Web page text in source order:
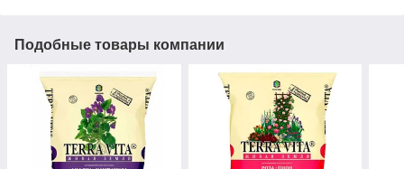
Подобные товары компании